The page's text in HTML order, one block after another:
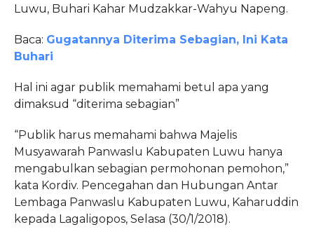
Luwu, Buhari Kahar Mudzakkar-Wahyu Napeng.
Baca: Gugatannya Diterima Sebagian, Ini Kata
Buhari
Hal ini agar publik memahami betul apa yang
dimaksud “diterima sebagian”
“Publik harus memahami bahwa Majelis
Musyawarah Panwaslu Kabupaten Luwu hanya
mengabulkan sebagian permohonan pemohon,”
kata Kordiv. Pencegahan dan Hubungan Antar
Lembaga Panwaslu Kabupaten Luwu, Kaharuddin
kepada Lagaligopos, Selasa (30/1/2018).